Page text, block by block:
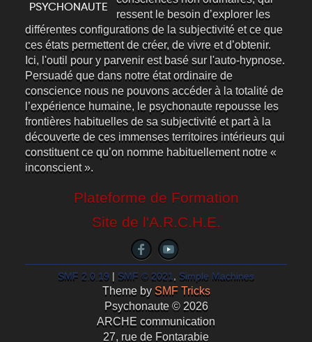
ressent le besoin d’explorer les
différentes configurations de la subjectivité et ce que
ces états permettent de créer, de vivre et d’obtenir.
Ici, l'outil pour y parvenir est basé sur l'auto-hypnose.
Persuadé que dans notre état ordinaire de
conscience nous ne pouvons accéder à la totalité de
l’expérience humaine, le psychonaute repousse les
frontières habituelles de sa subjectivité et part à la
découverte de ces immenses territoires intérieurs qui
constituent ce qu’on nomme habituellement notre «
inconscient ».
Plateforme de Formation
Site de l'A.R.C.H.E.
SMF 2.0.19 SMF © 2021, Simple Machines
Theme by SMF Tricks
Psychonaute © 2026
ARCHE communication
27, rue de Fontarabie